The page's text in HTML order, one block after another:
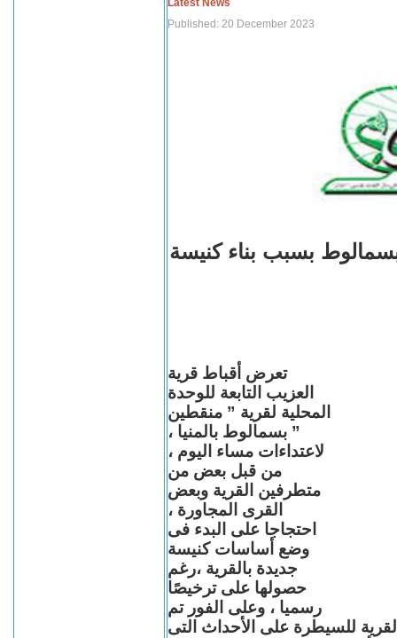
Latest News
Published: 20 December 2023
بسبب بناء كنيسة
تعرض أقباط قرية
العزيب التابعة للوحدة
المحلية لقرية ” منقطين
” بسمالوط بالمنيا ،
لاعتداءات مساء اليوم ،
من قبل بعض من
متطرفين القرية وبعض
القرى المجاورة ،
احتجاجا على البدء فى
وضع أساسات كنيسة
جديدة بالقرية ،رغم
حصولها على ترخيصًا
رسميا ، وعلى الفور تم
للسيطرة على الأحداث التى